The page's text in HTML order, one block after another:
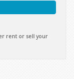
rent or sell your